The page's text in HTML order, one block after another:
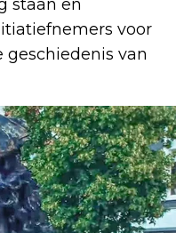
staan en
voor
van